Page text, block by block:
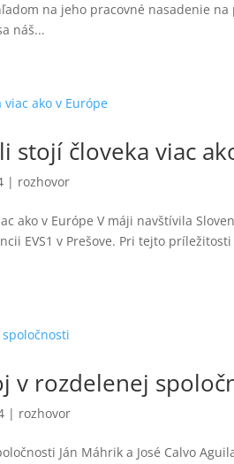
na jeho pracovné nasadenie
náš...
stojí človeka viac
| rozhovor
ako v Európe V máji navštívila
EVS1 v Prešove. Pri tejto
v rozdelenej
| rozhovor
Ján Máhrik a José Calvo